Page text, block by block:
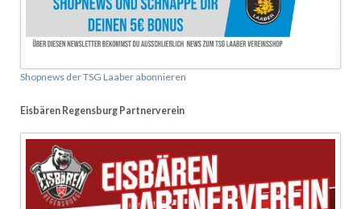
Shopnews der TSG Laaber abonnieren
Eisbären Regensburg Partnerverein